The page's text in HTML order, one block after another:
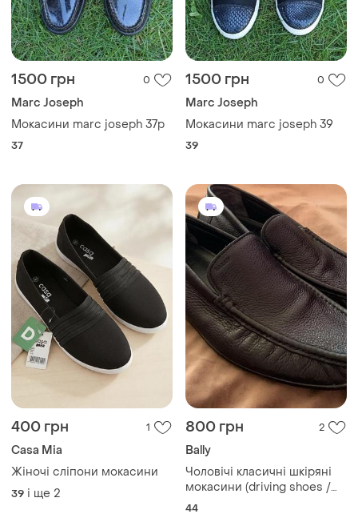
1500 грн 0
Marc Joseph
Мокасини marc joseph 37р
37
1500 грн 0
Marc Joseph
Мокасини marc joseph 39
39
400 грн 1
Casa Mia
Жіночі сліпони мокасини
39 і ще 2
800 грн 2
Bally
Чоловічі класичні шкіряні
мокасини (driving shoes /
44